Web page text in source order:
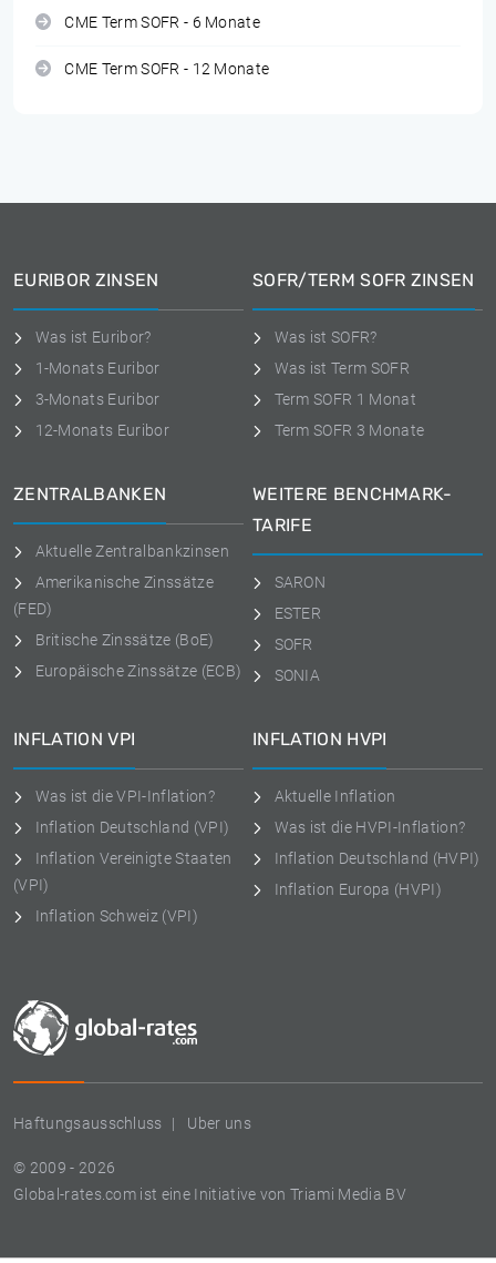
CME Term SOFR - 6 Monate
CME Term SOFR - 12 Monate
Haftungsausschluss Uber uns
© 2009 - 2026
Global-rates.com ist eine Initiative von Triami Media BV
EURIBOR ZINSEN
Was ist Euribor?
1-Monats Euribor
3-Monats Euribor
12-Monats Euribor
SOFR/TERM SOFR ZINSEN
Was ist SOFR?
Was ist Term SOFR
Term SOFR 1 Monat
Term SOFR 3 Monate
ZENTRALBANKEN
Aktuelle Zentralbankzinsen
Amerikanische Zinssätze
(FED)
Britische Zinssätze (BoE)
Europäische Zinssätze (ECB)
WEITERE BENCHMARK-
TARIFE
SARON
ESTER
SOFR
SONIA
INFLATION VPI
Was ist die VPI-Inflation?
Inflation Deutschland (VPI)
Inflation Vereinigte Staaten
(VPI)
Inflation Schweiz (VPI)
INFLATION HVPI
Aktuelle Inflation
Was ist die HVPI-Inflation?
Inflation Deutschland (HVPI)
Inflation Europa (HVPI)